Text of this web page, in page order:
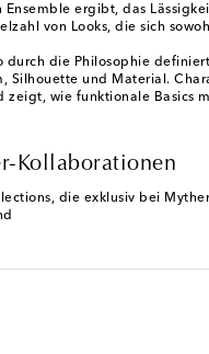
ergibt, das
von Looks, die sich
die Philosophie
Silhouette und Material.
wie funktionale
Kollaborationen
die exklusiv bei